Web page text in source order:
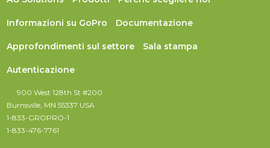
Informazioni su GoPro Documentazione
Approfondimenti sul settore Sala stampa
Autenticazione
900 West 128th St #200
Burnsville, MN 55337 USA
1-833-GROPRO-1
1-833-476-7761